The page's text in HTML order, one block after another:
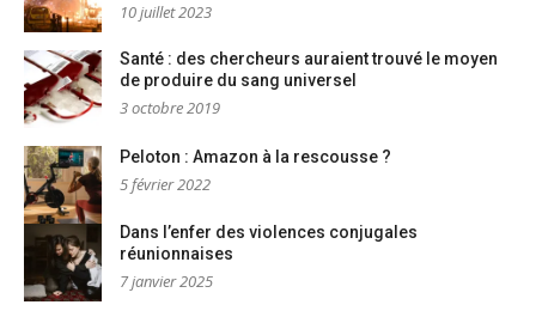
10 juillet 2023
Santé : des chercheurs auraient trouvé le moyen
de produire du sang universel
3 octobre 2019
Peloton : Amazon à la rescousse ?
5 février 2022
Dans l’enfer des violences conjugales
réunionnaises
7 janvier 2025